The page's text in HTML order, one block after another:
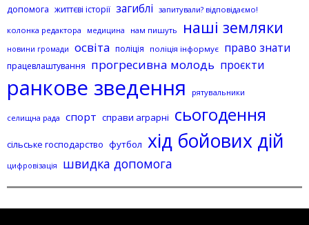
допомога життєві історії загиблі запитували? відповідаємо!
колонка редактора
медицина нам пишуть наші земляки
новини громади освіта поліція поліція інформує право знати
працевлаштування прогресивна молодь проєкти
ранкове зведення рятувальники
селищна рада спорт справи аграрні сьогодення
сільське господарство футбол хід бойових дій
цифровізація швидка допомога